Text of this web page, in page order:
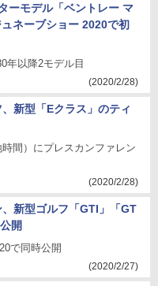
ーモデル「ベントレー マ
ネーブショー 2020で初
年以降2モデル目
(2020/2/28)
新型「Eクラス」のティ
間）にプレスカンファレン
(2020/2/28)
新型ゴルフ「GTI」「GT
開
で同時公開
(2020/2/27)